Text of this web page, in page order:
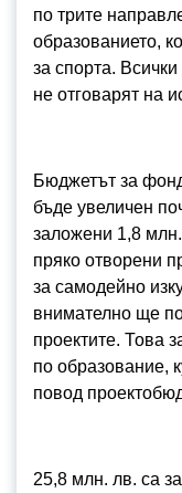
по трите
образованието,
за спорта.
не отговарят на
Бюджетът за
бъде увеличен
заложени 1,8
пряко отворени
за самодейно
внимателно ще
проектите. Това
по образование,
повод
25,8 млн. лв. са